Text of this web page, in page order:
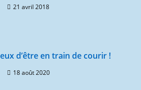
21 avril 2018
d’être en train de courir !
18 août 2020